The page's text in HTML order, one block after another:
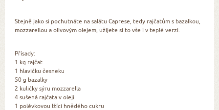
Stejně jako si pochutnáte na salátu Caprese, tedy rajčatům s bazalkou,
mozzarellou a olivovým olejem, užijete si to vše i v teplé verzi.
Přísady:
1 kg rajčat
1 hlavičku česneku
50 g bazalky
2 kuličky sýru mozzarella
4 sušená rajčata v oleji
1 polévkovou lžíci hnědého cukru